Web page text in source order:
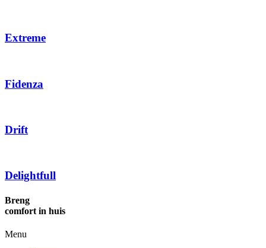
Extreme
Fidenza
Drift
Delightfull
Breng
comfort in huis
Menu